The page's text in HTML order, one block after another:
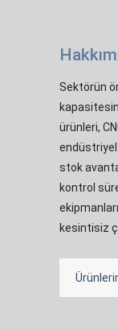
Sektörün
ürünleri,
stok
kontrol
kesintisiz